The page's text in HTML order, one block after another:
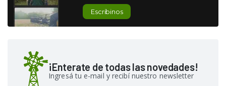
Escribinos
¡Enterate de todas las novedades!
Ingresá tu e-mail y recibí nuestro newsletter